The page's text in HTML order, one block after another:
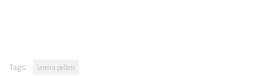
Tags: lareira pellets